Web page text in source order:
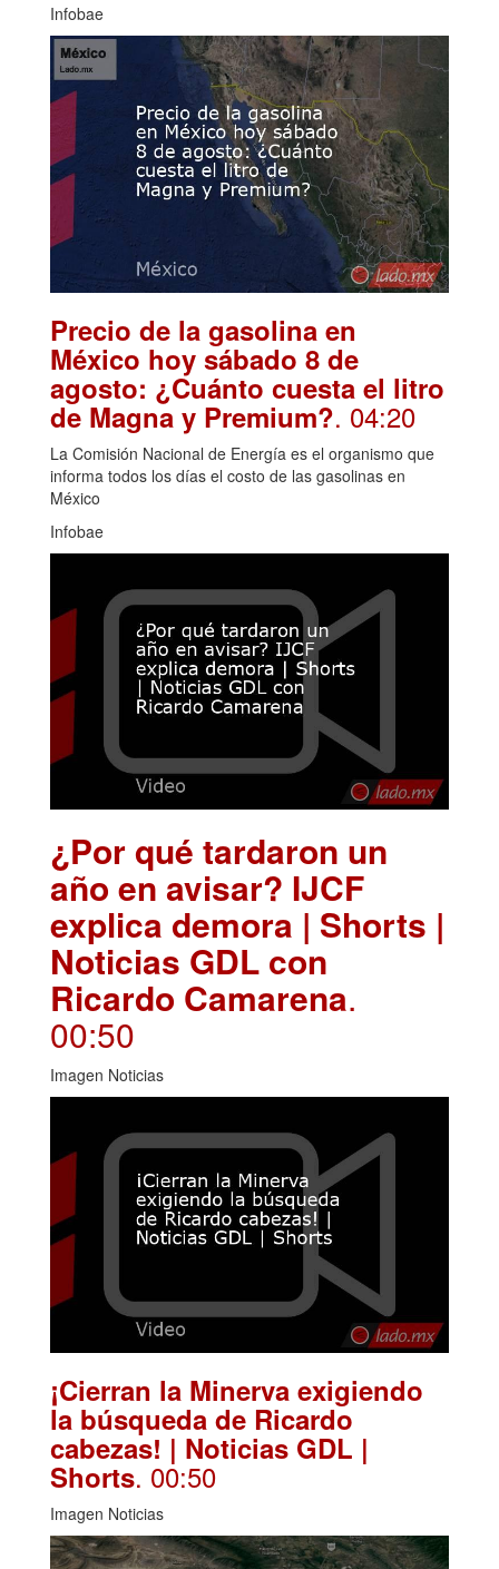
Infobae
Precio de la gasolina en
México hoy sábado 8 de
agosto: ¿Cuánto cuesta el litro
de Magna y Premium?. 04:20
La Comisión Nacional de Energía es el organismo que
informa todos los días el costo de las gasolinas en
México
Infobae
¿Por qué tardaron un
año en avisar? IJCF
explica demora | Shorts |
Noticias GDL con
Ricardo Camarena.
00:50
Imagen Noticias
¡Cierran la Minerva exigiendo
la búsqueda de Ricardo
cabezas! | Noticias GDL |
Shorts. 00:50
Imagen Noticias